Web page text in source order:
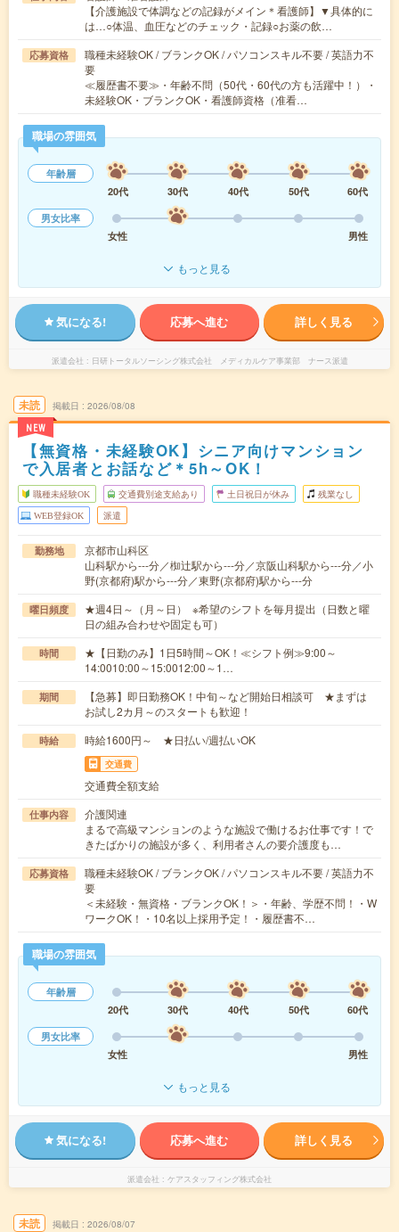
【介護施設で体調などの記録がメイン＊看護師】▼具体的に
は…○体温、血圧などのチェック・記録○お薬の飲…
応募資格
職種未経験OK / ブランクOK / パソコンスキル不要 / 英語力不
要
≪履歴書不要≫・年齢不問（50代・60代の方も活躍中！）・
未経験OK・ブランクOK・看護師資格（准看…
職場の雰囲気
年齢層
20代
30代 40代 50代
60代
男女比率
女性
男性
もっと見る
気になる! 応募へ進む 詳しく見る
派遣会社 日研トータルソーシング株式会社 メディカルケア事業部 ナース派遣
未読
NEW
掲載日 2026/08/08
【無資格・未経験OK】シニア向けマンション
で入居者とお話など＊5h～OK！
職種未経験OK 交通費別途支給あり 土日祝日が休み 残業なし
WEB登録OK 派遣
勤務地
京都市山科区
山科駅から---分／椥辻駅から---分／京阪山科駅から---分／小
野(京都府)駅から---分／東野(京都府)駅から---分
曜日頻度
★週4日～（月～日） ※希望のシフトを毎月提出（日数と曜
日の組み合わせや固定も可）
時間
★【日勤のみ】1日5時間～OK！≪シフト例≫9:00～
14:0010:00～15:0012:00～1…
期間
【急募】即日勤務OK！中旬～など開始日相談可 ★まずは
お試し2カ月～のスタートも歓迎！
時給 時給1600円～ ★日払い/週払いOK
交通費
交通費全額支給
仕事内容
介護関連
まるで高級マンションのような施設で働けるお仕事です！で
きたばかりの施設が多く、利用者さんの要介護度も…
応募資格
職種未経験OK / ブランクOK / パソコンスキル不要 / 英語力不
要
＜未経験・無資格・ブランクOK！＞・年齢、学歴不問！・W
ワークOK！・10名以上採用予定！・履歴書不…
職場の雰囲気
年齢層
20代
30代 40代 50代
60代
男女比率
女性
男性
もっと見る
気になる! 応募へ進む 詳しく見る
派遣会社 ケアスタッフィング株式会社
未読 掲載日 2026/08/07